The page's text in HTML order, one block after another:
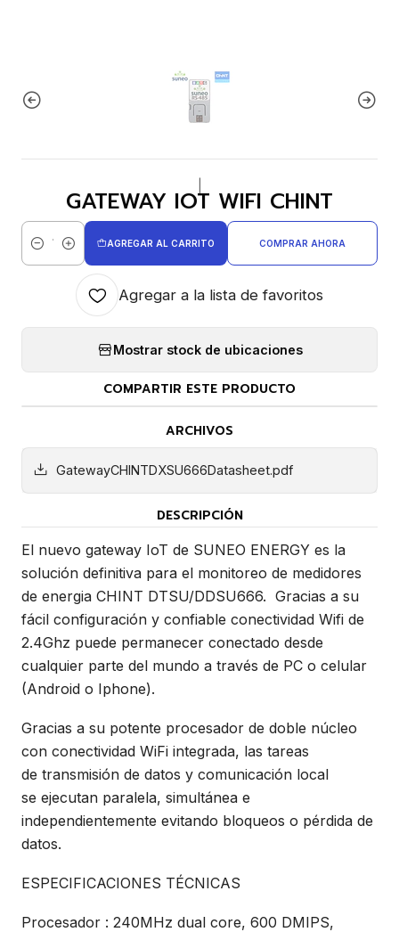
GATEWAY IOT WIFI CHINT
Cantidad
AGREGAR AL CARRITO COMPRAR AHORA
Agregar a la lista de favoritos
Mostrar stock de ubicaciones
COMPARTIR ESTE PRODUCTO
ARCHIVOS
GatewayCHINTDXSU666Datasheet.pdf
DESCRIPCIÓN
El nuevo gateway IoT de SUNEO ENERGY es la
solución definitiva para el monitoreo de medidores
de energia CHINT DTSU/DDSU666. Gracias a su
fácil configuración y confiable conectividad Wifi de
2.4Ghz puede permanecer conectado desde
cualquier parte del mundo a través de PC o celular
(Android o Iphone).
Gracias a su potente procesador de doble núcleo
con conectividad WiFi integrada, las tareas
de transmisión de datos y comunicación local
se ejecutan paralela, simultánea e
independientemente evitando bloqueos o pérdida de
datos.
ESPECIFICACIONES TÉCNICAS
Procesador : 240MHz dual core, 600 DMIPS,